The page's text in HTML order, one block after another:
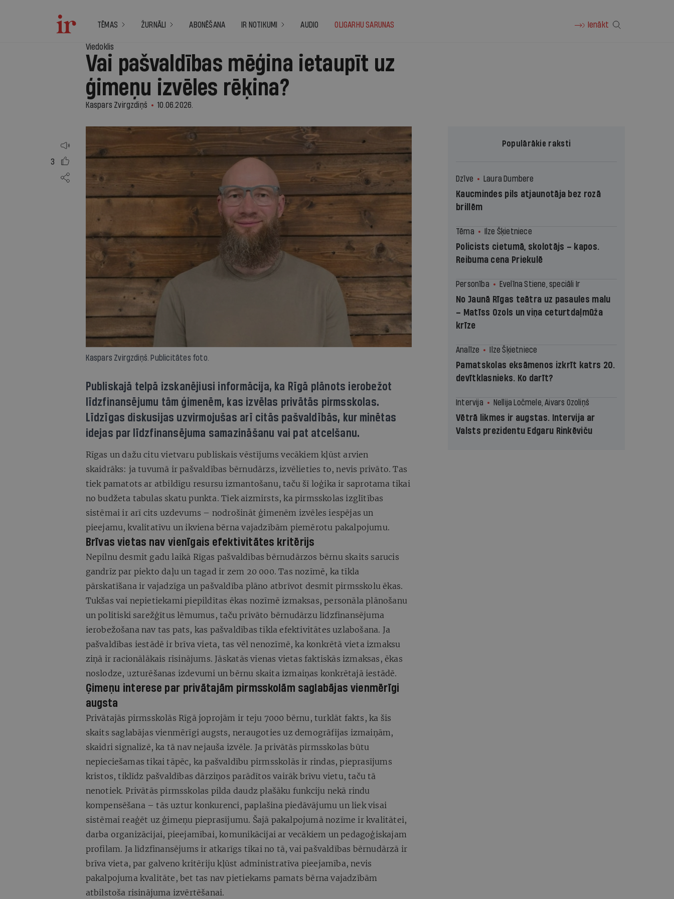
TĒMAS ŽURNĀLI ABONĒŠANA IR NOTIKUMI AUDIO OLIGARHU SARUNAS Ienākt
Viedoklis
Vai pašvaldības mēģina ietaupīt uz
ģimeņu izvēles rēķina?
Kaspars Zvirgzdiņš 10.06.2026.
3
Kaspars Zvirgzdiņš. Publicitātes foto.
Publiskajā telpā izskanējiusi informācija, ka Rīgā plānots ierobežot
līdzfinansējumu tām ģimenēm, kas izvēlas privātās pirmsskolas.
Līdzīgas diskusijas uzvirmojušas arī citās pašvaldībās, kur minētas
idejas par līdzfinansējuma samazināšanu vai pat atcelšanu.
Rīgas un dažu citu vietvaru publiskais vēstījums vecākiem kļūst arvien
skaidrāks: ja tuvumā ir pašvaldības bērnudārzs, izvēlieties to, nevis privāto. Tas
tiek pamatots ar atbildīgu resursu izmantošanu, taču šī loģika ir saprotama tikai
no budžeta tabulas skatu punkta. Tiek aizmirsts, ka pirmsskolas izglītības
sistēmai ir arī cits uzdevums – nodrošināt ģimenēm izvēles iespējas un
pieejamu, kvalitatīvu un ikviena bērna vajadzībām piemērotu pakalpojumu.
Brīvas vietas nav vienīgais efektivitātes kritērijs
Nepilnu desmit gadu laikā Rīgas pašvaldības bērnudārzos bērnu skaits sarucis
gandrīz par piekto daļu un tagad ir zem 20 000. Tas nozīmē, ka tīkla
pārskatīšana ir vajadzīga un pašvaldība plāno atbrīvot desmit pirmsskolu ēkas.
Tukšas vai nepietiekami piepildītas ēkas nozīmē izmaksas, personāla plānošanu
un politiski sarežģītus lēmumus, taču privāto bērnudārzu līdzfinansējuma
ierobežošana nav tas pats, kas pašvaldības tīkla efektivitātes uzlabošana. Ja
pašvaldības iestādē ir brīva vieta, tas vēl nenozīmē, ka konkrētā vieta izmaksu
ziņā ir racionālākais risinājums. Jāskatās vienas vietas faktiskās izmaksas, ēkas
noslodze, uzturēšanas izdevumi un bērnu skaita izmaiņas konkrētajā iestādē.
Ģimeņu interese par privātajām pirmsskolām saglabājas vienmērīgi
augsta
Privātajās pirmsskolās Rīgā joprojām ir teju 7000 bērnu, turklāt fakts, ka šis
skaits saglabājas vienmērīgi augsts, neraugoties uz demogrāfijas izmaiņām,
skaidri signalizē, ka tā nav nejauša izvēle. Ja privātās pirmsskolas būtu
nepieciešamas tikai tāpēc, ka pašvaldību pirmsskolās ir rindas, pieprasījums
kristos, tiklīdz pašvaldības dārziņos parādītos vairāk brīvu vietu, taču tā
nenotiek. Privātās pirmsskolas pilda daudz plašāku funkciju nekā rindu
kompensēšana – tās uztur konkurenci, paplašina piedāvājumu un liek visai
sistēmai reaģēt uz ģimeņu pieprasījumu. Šajā pakalpojumā nozīme ir kvalitātei,
darba organizācijai, pieejamībai, komunikācijai ar vecākiem un pedagoģiskajam
profilam. Ja līdzfinansējums ir atkarīgs tikai no tā, vai pašvaldības bērnudārzā ir
brīva vieta, par galveno kritēriju kļūst administratīva pieejamība, nevis
pakalpojuma kvalitāte, bet tas nav pietiekams pamats bērna vajadzībām
atbilstoša risinājuma izvērtēšanai.
Populārākie raksti
Dzīve Laura Dumbere
Kaucmindes pils atjaunotāja bez rozā
brillēm
Tēma Ilze Šķietniece
Policists cietumā, skolotājs – kapos.
Reibuma cena Priekulē
Personība Evelīna Stiene, speciāli Ir
No Jaunā Rīgas teātra uz pasaules malu
– Matīss Ozols un viņa ceturtdaļmūža
krīze
Analīze Ilze Šķietniece
Pamatskolas eksāmenos izkrīt katrs 20.
devītklasnieks. Ko darīt?
Intervija Nellija Ločmele, Aivars Ozoliņš
Vētrā likmes ir augstas. Intervija ar
Valsts prezidentu Edgaru Rinkēviču